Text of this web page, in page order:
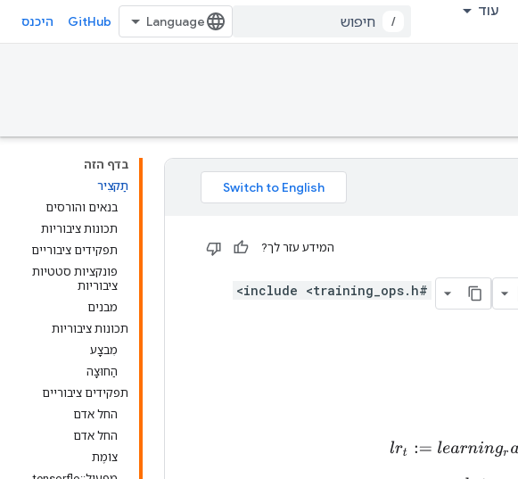
עוד
/
GitHub היכנס
בדף הזה
תַקצִיר
בנאים והורסים
תכונות ציבוריות
תפקידים ציבוריים
פונקציות סטטיות
ציבוריות
מבנים
תכונות ציבוריות
מִבצָע
הַחוּצָה
תפקידים ציבוריים
החל אדם
החל אדם
צוֹמֶת
המידע עזר לך?
#include <training_ops.h>
rt:=learningra